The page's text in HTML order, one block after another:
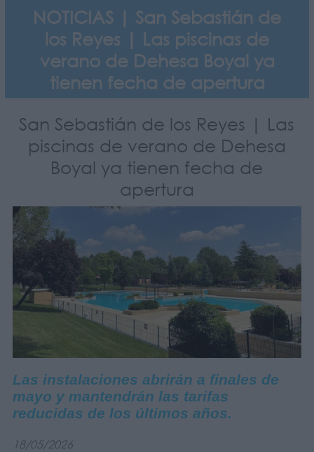
NOTICIAS | San Sebastián de
los Reyes | Las piscinas de
verano de Dehesa Boyal ya
tienen fecha de apertura
San Sebastián de los Reyes | Las
piscinas de verano de Dehesa
Boyal ya tienen fecha de
apertura
Las instalaciones abrirán a finales de
mayo y mantendrán las tarifas
reducidas de los últimos años.
18/05/2026